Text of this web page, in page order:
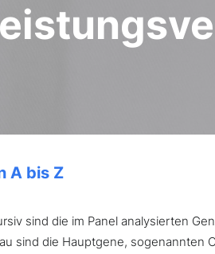
A bis Z
sind die im Panel analysierten
sind die Hauptgene, sogenannten